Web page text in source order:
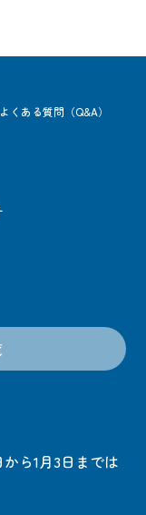
よくある質問（Q&A）
から1月3日までは